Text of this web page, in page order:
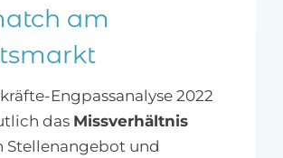
am
Engpassanalyse 2022
das Missverhältnis
Stellenangebot und